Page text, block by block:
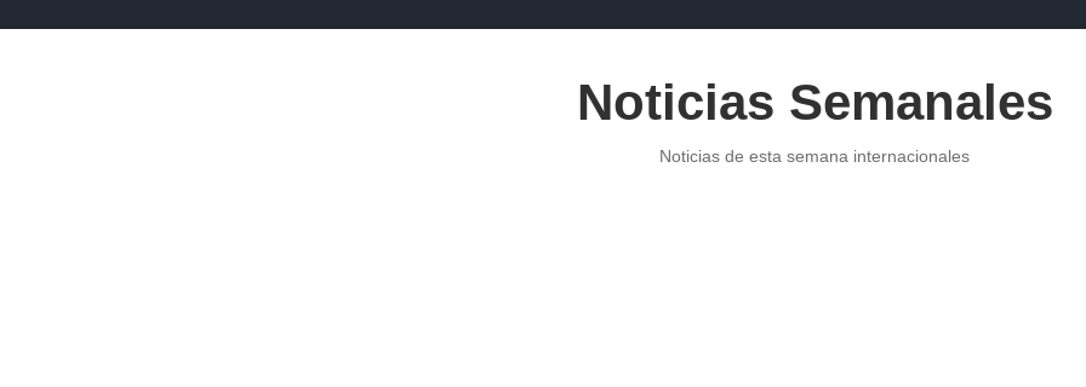
Noticias Semanales
Noticias de esta semana internacionales